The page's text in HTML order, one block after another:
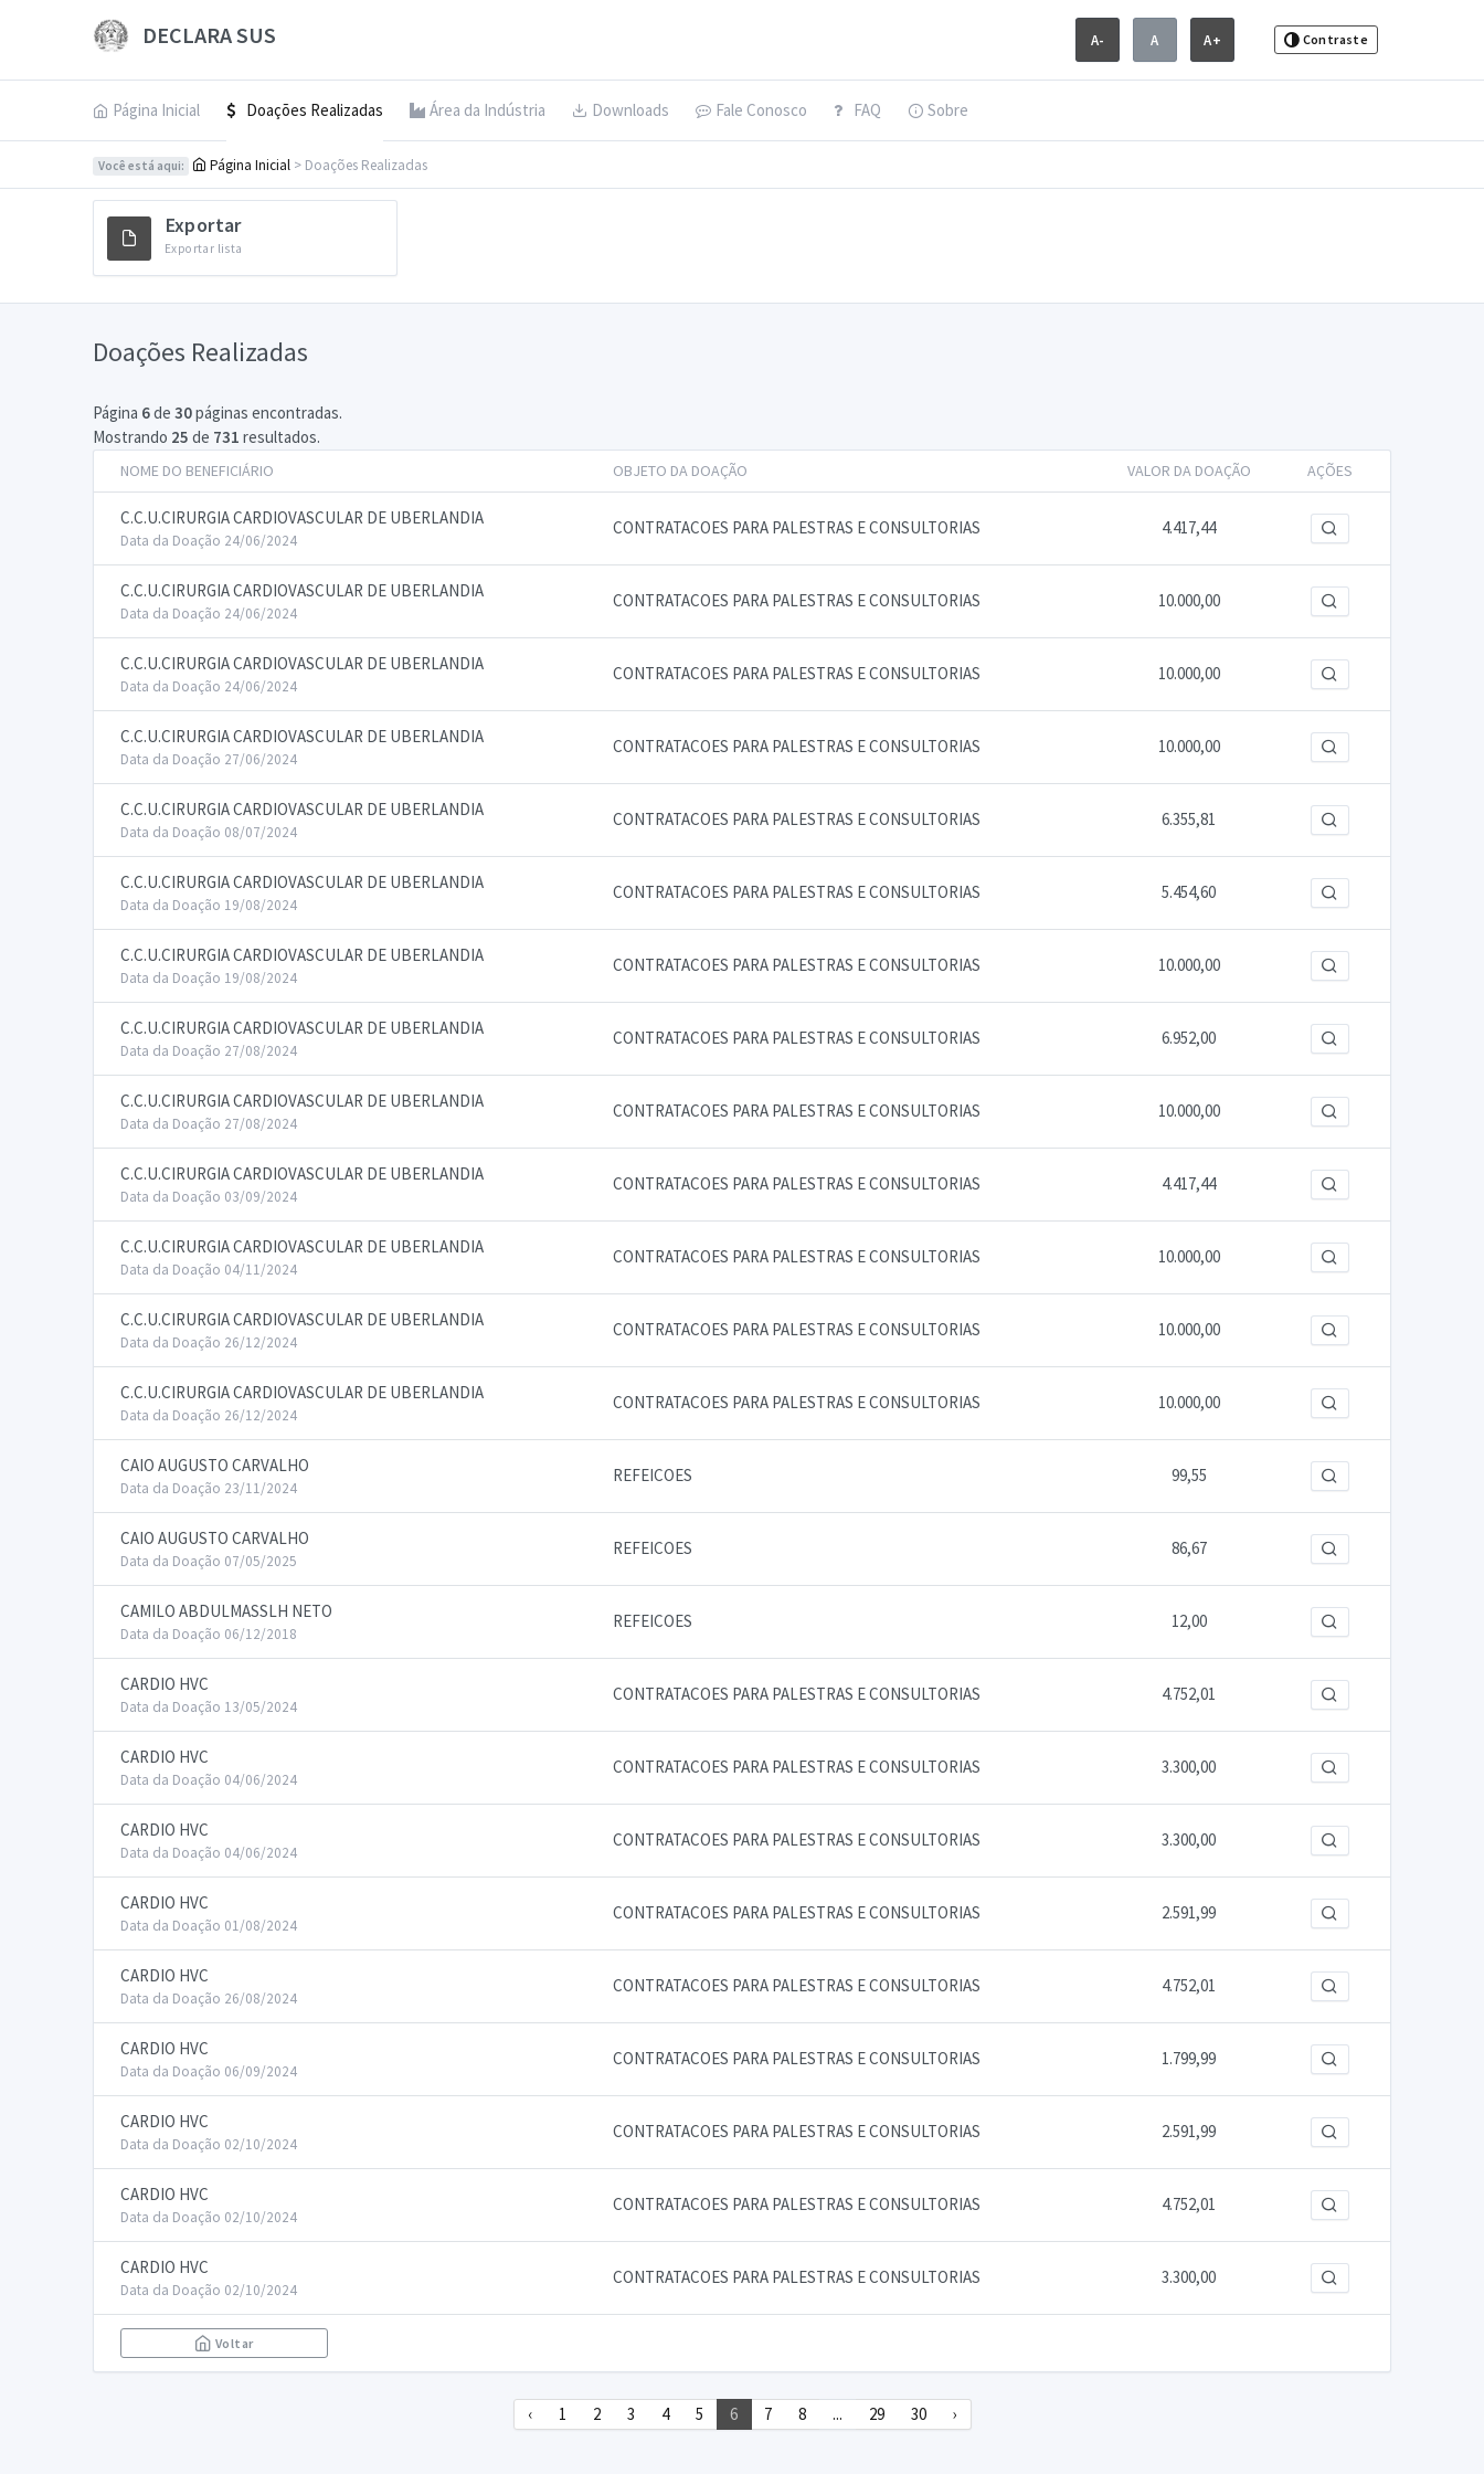
DECLARA SUS A- A A+ Contraste
Página Inicial Doações Realizadas Área da Indústria Downloads Fale Conosco FAQ Sobre
Você está aqui: Página Inicial > Doações Realizadas
Exportar
Exportar lista
Doações Realizadas
Página 6de 30páginas encontradas.
Mostrando 25 de 731 resultados.
NOME DO BENEFICIÁRIO OBJETO DA DOAÇÃO VALOR DA DOAÇÃO AÇÕES
C.C.U.CIRURGIA CARDIOVASCULAR DE UBERLANDIA
Data da Doação 24/06/2024
CONTRATACOES PARA PALESTRAS E CONSULTORIAS 4.417,44
C.C.U.CIRURGIA CARDIOVASCULAR DE UBERLANDIA
Data da Doação 24/06/2024
CONTRATACOES PARA PALESTRAS E CONSULTORIAS 10.000,00
C.C.U.CIRURGIA CARDIOVASCULAR DE UBERLANDIA
Data da Doação 24/06/2024
CONTRATACOES PARA PALESTRAS E CONSULTORIAS 10.000,00
C.C.U.CIRURGIA CARDIOVASCULAR DE UBERLANDIA
Data da Doação 27/06/2024
CONTRATACOES PARA PALESTRAS E CONSULTORIAS 10.000,00
C.C.U.CIRURGIA CARDIOVASCULAR DE UBERLANDIA
Data da Doação 08/07/2024
CONTRATACOES PARA PALESTRAS E CONSULTORIAS 6.355,81
C.C.U.CIRURGIA CARDIOVASCULAR DE UBERLANDIA
Data da Doação 19/08/2024
CONTRATACOES PARA PALESTRAS E CONSULTORIAS 5.454,60
C.C.U.CIRURGIA CARDIOVASCULAR DE UBERLANDIA
Data da Doação 19/08/2024
CONTRATACOES PARA PALESTRAS E CONSULTORIAS 10.000,00
C.C.U.CIRURGIA CARDIOVASCULAR DE UBERLANDIA
Data da Doação 27/08/2024
CONTRATACOES PARA PALESTRAS E CONSULTORIAS 6.952,00
C.C.U.CIRURGIA CARDIOVASCULAR DE UBERLANDIA
Data da Doação 27/08/2024
CONTRATACOES PARA PALESTRAS E CONSULTORIAS 10.000,00
C.C.U.CIRURGIA CARDIOVASCULAR DE UBERLANDIA
Data da Doação 03/09/2024
CONTRATACOES PARA PALESTRAS E CONSULTORIAS 4.417,44
C.C.U.CIRURGIA CARDIOVASCULAR DE UBERLANDIA
Data da Doação 04/11/2024
CONTRATACOES PARA PALESTRAS E CONSULTORIAS 10.000,00
C.C.U.CIRURGIA CARDIOVASCULAR DE UBERLANDIA
Data da Doação 26/12/2024
CONTRATACOES PARA PALESTRAS E CONSULTORIAS 10.000,00
C.C.U.CIRURGIA CARDIOVASCULAR DE UBERLANDIA
Data da Doação 26/12/2024
CONTRATACOES PARA PALESTRAS E CONSULTORIAS 10.000,00
CAIO AUGUSTO CARVALHO
Data da Doação 23/11/2024
REFEICOES 99,55
CAIO AUGUSTO CARVALHO
Data da Doação 07/05/2025
REFEICOES 86,67
CAMILO ABDULMASSLH NETO
Data da Doação 06/12/2018
REFEICOES 12,00
CARDIO HVC
Data da Doação 13/05/2024
CONTRATACOES PARA PALESTRAS E CONSULTORIAS 4.752,01
CARDIO HVC
Data da Doação 04/06/2024
CONTRATACOES PARA PALESTRAS E CONSULTORIAS 3.300,00
CARDIO HVC
Data da Doação 04/06/2024
CONTRATACOES PARA PALESTRAS E CONSULTORIAS 3.300,00
CARDIO HVC
Data da Doação 01/08/2024
CONTRATACOES PARA PALESTRAS E CONSULTORIAS 2.591,99
CARDIO HVC
Data da Doação 26/08/2024
CONTRATACOES PARA PALESTRAS E CONSULTORIAS 4.752,01
CARDIO HVC
Data da Doação 06/09/2024
CONTRATACOES PARA PALESTRAS E CONSULTORIAS 1.799,99
CARDIO HVC
Data da Doação 02/10/2024
CONTRATACOES PARA PALESTRAS E CONSULTORIAS 2.591,99
CARDIO HVC
Data da Doação 02/10/2024
CONTRATACOES PARA PALESTRAS E CONSULTORIAS 4.752,01
CARDIO HVC
Data da Doação 02/10/2024
CONTRATACOES PARA PALESTRAS E CONSULTORIAS 3.300,00
Voltar
‹ 1 2 3 4 5 6 7 8 ... 29 30 ›